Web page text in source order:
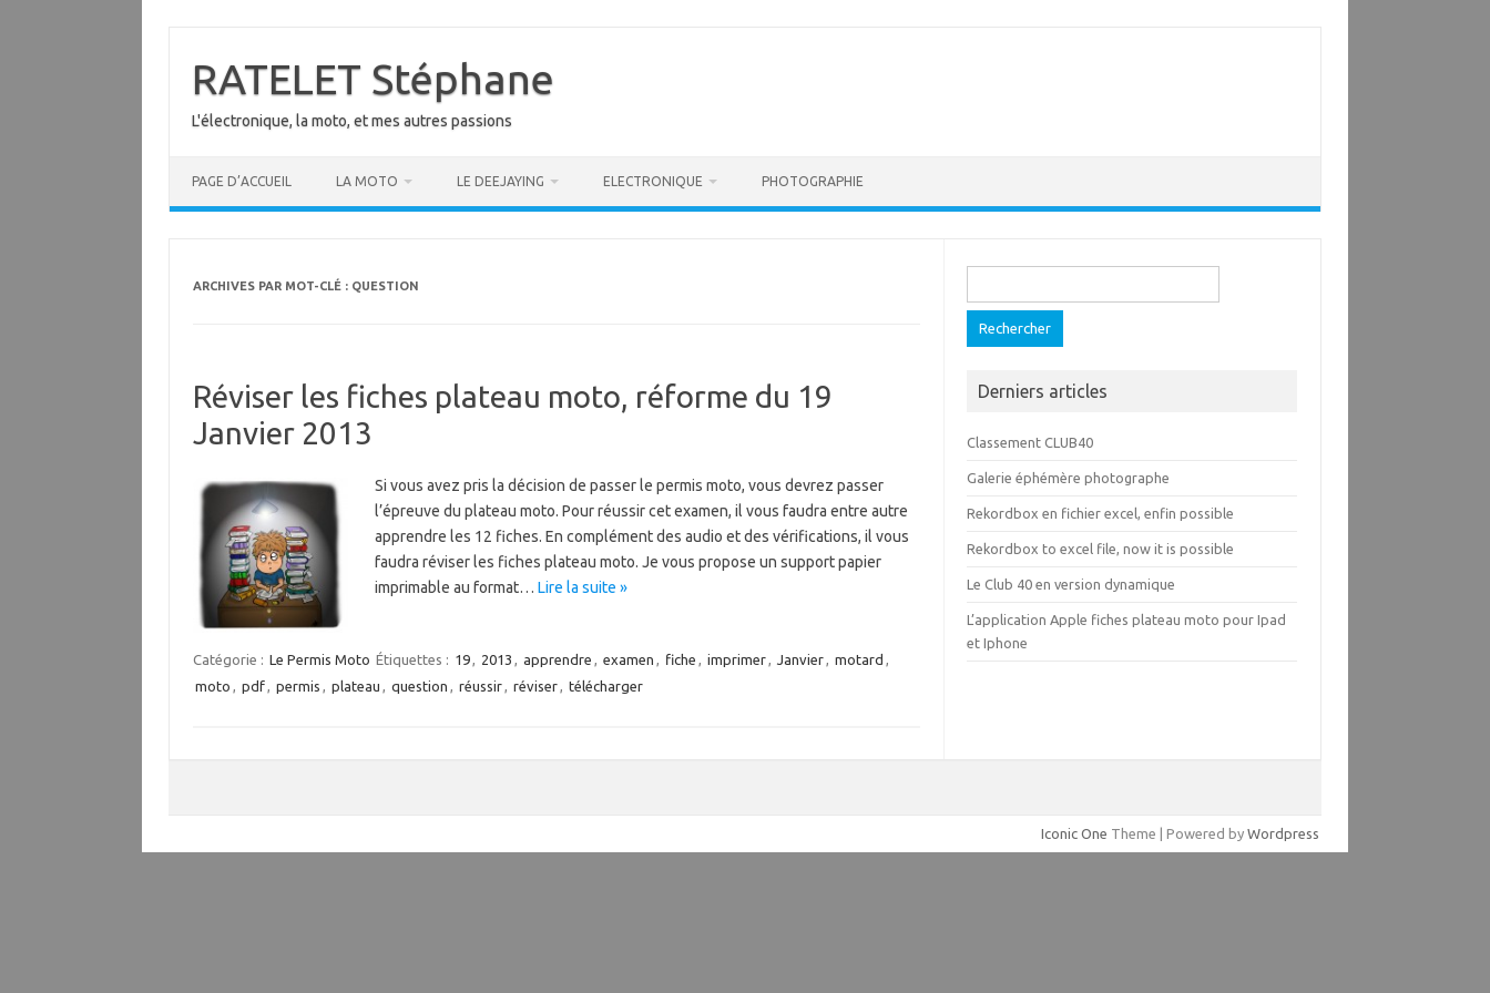
contenuRATELET Stéphane
L'électronique, la moto, et mes autres passions
PAGE D’ACCUEIL LA MOTO LE DEEJAYING ELECTRONIQUE PHOTOGRAPHIE
ARCHIVES PAR MOT-CLÉ : QUESTION
Réviser les fiches plateau moto, réforme du 19
Janvier 2013
Si vous avez pris la décision de passer le permis moto, vous devrez passer
l’épreuve du plateau moto. Pour réussir cet examen, il vous faudra entre autre
apprendre les 12 fiches. En complément des audio et des vérifications, il vous
faudra réviser les fiches plateau moto. Je vous propose un support papier
imprimable au format… Lire la suite »
Catégorie : Le Permis Moto Étiquettes : 19, 2013 , apprendre , examen , fiche , imprimer, Janvier, motard ,
moto , pdf, permis , plateau , question , réussir, réviser, télécharger
Derniers articles
Classement CLUB40
Galerie éphémère photographe
Rekordbox en fichier excel, enfin possible
Rekordbox to excel file, now it is possible
Le Club 40 en version dynamique
L’application Apple fiches plateau moto pour Ipad
et Iphone
Iconic One Theme | Powered by Wordpress